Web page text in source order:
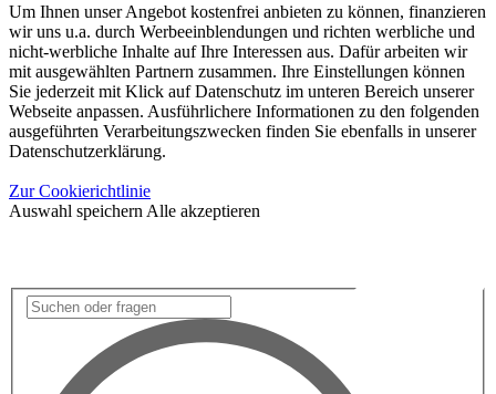
Um Ihnen unser Angebot kostenfrei anbieten zu können, finanzieren
wir uns u.a. durch Werbeeinblendungen und richten werbliche und
nicht-werbliche Inhalte auf Ihre Interessen aus. Dafür arbeiten wir
mit ausgewählten Partnern zusammen. Ihre Einstellungen können
Sie jederzeit mit Klick auf Datenschutz im unteren Bereich unserer
Webseite anpassen. Ausführlichere Informationen zu den folgenden
ausgeführten Verarbeitungszwecken finden Sie ebenfalls in unserer
Datenschutzerklärung.
Zur Cookierichtlinie
Auswahl speichern Alle akzeptieren